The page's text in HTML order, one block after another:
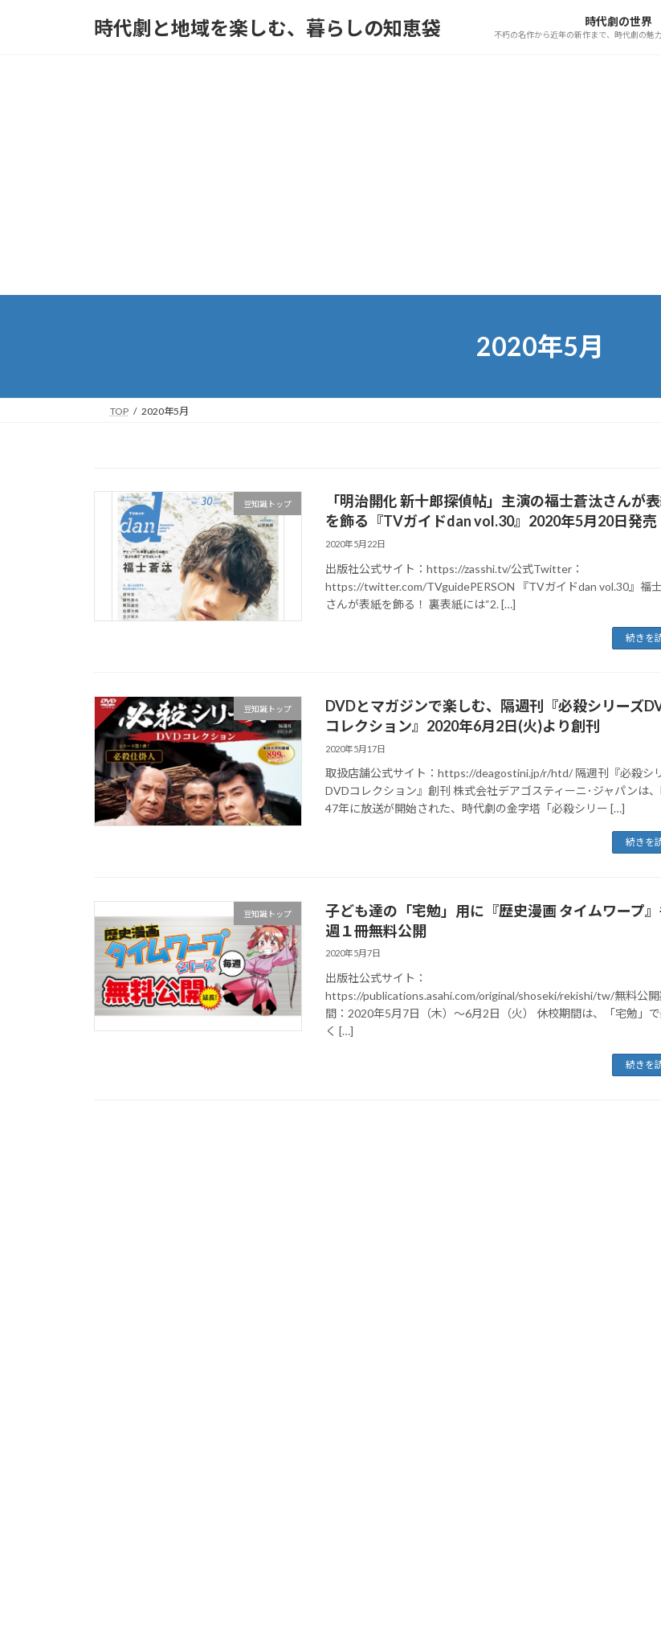
時代劇と地域を楽しむ、暮らしの知恵袋 時代劇の世界
不朽の名作から近年の新作まで、時代劇の魅
2020年5月
TOP 2020年5月
豆知識トップ
「明治開化 新十郎探偵帖」主演の福士蒼汰さんが
を飾る『TVガイドdan vol.30』2020年5月20日発売
2020年5月22日
出版社公式サイト：https://zasshi.tv/公式Twitter：
https://twitter.com/TVguidePERSON 『TVガイドdan vol.30』福
さんが表紙を飾る！ 裏表紙には“2. […]
続きを
豆知識トップ
DVDとマガジンで楽しむ、隔週刊『必殺シリーズ
コレクション』2020年6月2日(火)より創刊
2020年5月17日
取扱店舗公式サイト：https://deagostini.jp/r/htd/ 隔週刊『必殺シ
DVDコレクション』創刊 株式会社デアゴスティーニ･ジャパンは
47年に放送が開始された、時代劇の金字塔「必殺シリー […]
続きを
豆知識トップ
子ども達の「宅勉」用に『歴史漫画 タイムワープ
週１冊無料公開
2020年5月7日
出版社公式サイト：
https://publications.asahi.com/original/shoseki/rekishi/tw/無料公開
間：2020年5月7日（木）～6月2日（火） 休校期間は、「宅勉」
く […]
続きを